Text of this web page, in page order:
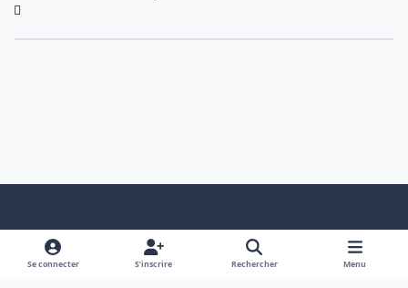
Light ModeDark ModeSystem Preference x
Se connecter S’inscrire Rechercher Menu